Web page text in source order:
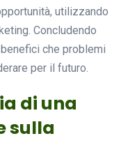
utilizzando
Concludendo
che problemi
per il futuro.
di una
sulla